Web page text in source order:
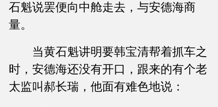
石魁说罢便向中舱走去，与安德海商
量。
当黄石魁讲明要韩宝清帮着抓车之
时，安德海还没有开口，跟来的有个老
太监叫郝长瑞，他面有难色地说：